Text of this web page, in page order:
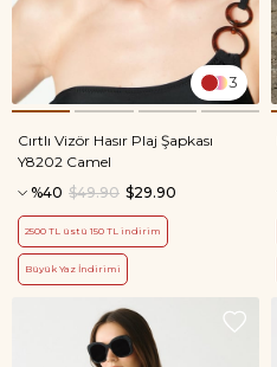
3
Cırtlı Vizör Hasır Plaj Şapkası
Y8202 Camel
%40
$29.90
$49.90
2500 TL üstü 150 TL indirim
Büyük Yaz İndirimi